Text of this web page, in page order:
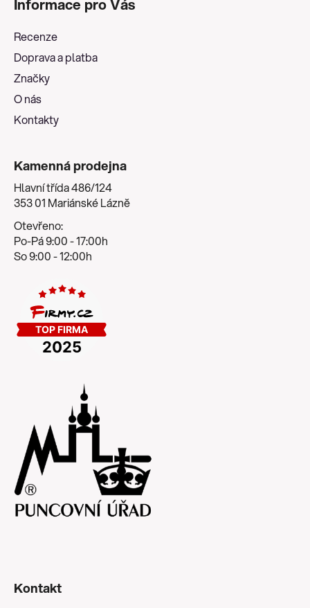
Informace pro Vás
Recenze
Doprava a platba
Značky
O nás
Kontakty
Kamenná prodejna
Hlavní třída 486/124
353 01 Mariánské Lázně
Otevřeno:
Po-Pá 9:00 - 17:00h
So 9:00 - 12:00h
Kontakt